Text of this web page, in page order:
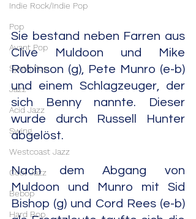
Indie Rock/Indie Pop
Pop
Avant Pop
Synth Pop
Jazz
Acid Jazz
Swing
Westcoast Jazz
Cool Jazz
Bebop
Hard Bop
Sie bestand neben Farren aus
Clive Muldoon und Mike
Robinson (g), Pete Munro (e-b)
und einem Schlagzeuger, der
sich Benny nannte. Dieser
wurde durch Russell Hunter
abgelöst.
Nach dem Abgang von
Muldoon und Munro mit Sid
Bishop (g) und Cord Rees (e-b)